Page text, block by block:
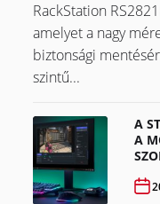
RackStation
amelyet a nagy
biztonsági
szintű...
A
A